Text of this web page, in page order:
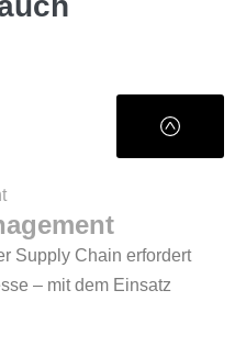
Supply Chain erfordert
– mit dem Einsatz